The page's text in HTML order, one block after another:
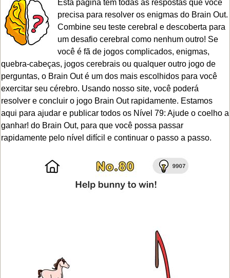
Esta página tem todas as respostas que você
precisa para resolver os enigmas do Brain Out.
Combine seu teste cerebral e descoberta para
um desafio cerebral como nenhum outro! Se
você é fã de jogos complicados, enigmas,
quebra-cabeças, jogos cerebrais ou qualquer outro jogo de
perguntas, o Brain Out é um dos mais escolhidos para você
exercitar seu cérebro. Usando nosso site, você poderá
resolver e concluir o jogo Brain Out rapidamente. Estamos
aqui para ajudar e publicar todos os Nível 79: Ajude o coelho a
ganhar! do Brain Out, para que você possa passar
rapidamente pelo nível difícil e continuar o passo a passo.